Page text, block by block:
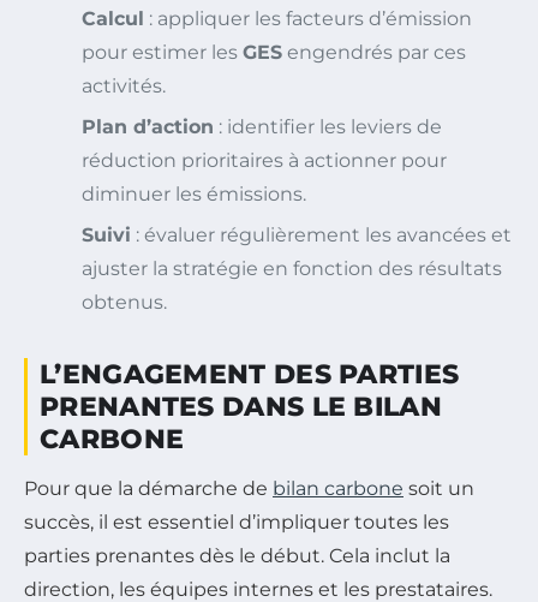
Calcul : appliquer les facteurs d’émission
pour estimer les GES engendrés par ces
activités.
Plan d’action : identifier les leviers de
réduction prioritaires à actionner pour
diminuer les émissions.
Suivi : évaluer régulièrement les avancées et
ajuster la stratégie en fonction des résultats
obtenus.
L’ENGAGEMENT DES PARTIES
PRENANTES DANS LE BILAN
CARBONE
Pour que la démarche de bilan carbone soit un
succès, il est essentiel d’impliquer toutes les
parties prenantes dès le début. Cela inclut la
direction, les équipes internes et les prestataires.